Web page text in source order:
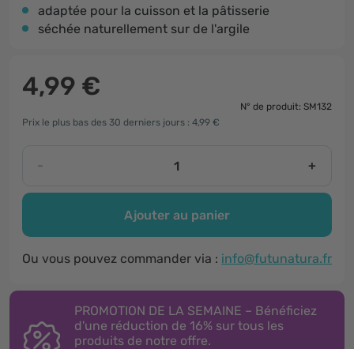
adaptée pour la cuisson et la pâtisserie
séchée naturellement sur de l'argile
4,99 €
N° de produit: SM132
Prix le plus bas des 30 derniers jours : 4,99 €
- +
Ajouter au panier
Ou vous pouvez commander via : info@futunatura.fr
PROMOTION DE LA SEMAINE – Bénéficiez
d'une réduction de 16% sur tous les
produits de notre offre.